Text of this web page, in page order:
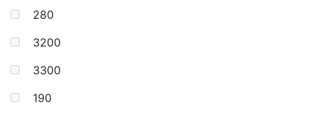
280
3200
3300
190